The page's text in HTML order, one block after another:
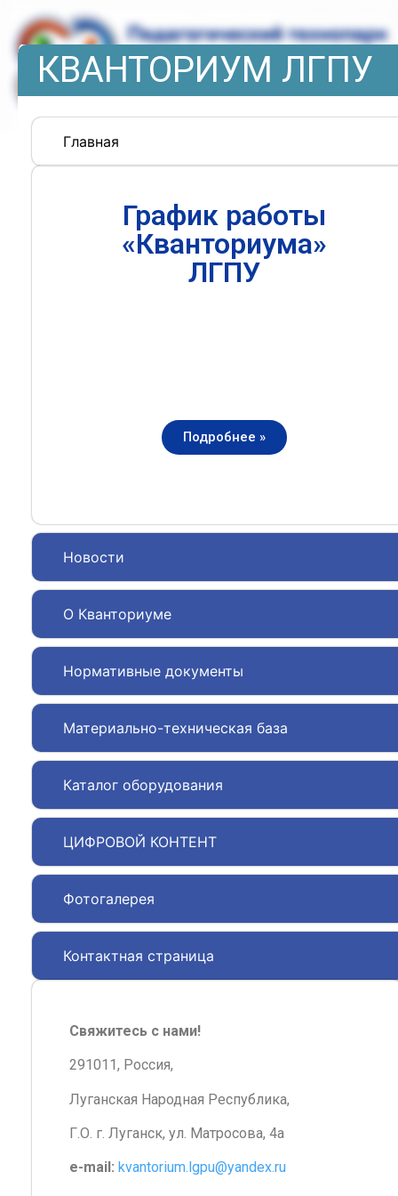
КВАНТОРИУМ ЛГПУ
Главная
Новости
О Кванториуме
Нормативные документы
Материально-техническая база
Каталог оборудования
ЦИФРОВОЙ КОНТЕНТ
Фотогалерея
Контактная страница
График работы
«Кванториума»
ЛГПУ
Подробнее »
Свяжитесь с нами!
291011, Россия,
Луганская Народная Республика,
Г.О. г. Луганск, ул. Матросова, 4а
e-mail: kvantorium.lgpu@yandex.ru